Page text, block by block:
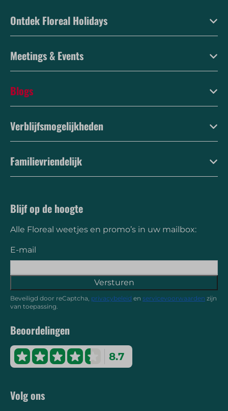
Ontdek Floreal Holidays
Meetings & Events
Blogs
Verblijfsmogelijkheden
Familievriendelijk
Blijf op de hoogte
Alle Floreal weetjes en promo’s in uw mailbox:
E-mail
Versturen
Beveiligd door reCaptcha, privacybeleid en servicevoorwaarden zijn
van toepassing.
Beoordelingen
8.7
Volg ons